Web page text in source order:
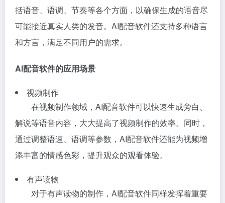
括语音、语调、节奏等各个方面，以确保生成的语音尽
可能接近真实人类的发音。AI配音软件还支持多种语言
和方言，满足不同用户的需求。
AI配音软件的应用场景
视频制作
在视频制作领域，AI配音软件可以快速生成旁白、
解说等语音内容，大大提高了视频制作的效率。同时，
通过调整语速、语调等参数，AI配音软件还能为视频增
添丰富的情感色彩，提升观众的观看体验。
有声读物
对于有声读物的制作，AI配音软件同样发挥着重要